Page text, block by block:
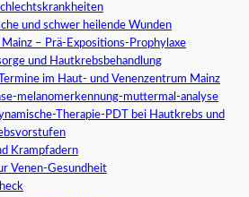
und schwer heilende Wunden
Mainz – Prä-Expositions-Prophylaxe
und Hautkrebsbehandlung
im Haut- und Venenzentrum Mainz
melanomerkennung-muttermal-analyse
Therapie-PDT bei Hautkrebs und
Krampfadern
Venen-Gesundheit